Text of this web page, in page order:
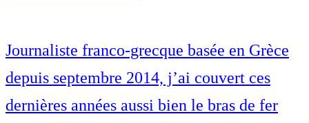
Journaliste franco-grecque basée en Grèce
depuis septembre 2014, j’ai couvert ces
dernières années aussi bien le bras de fer